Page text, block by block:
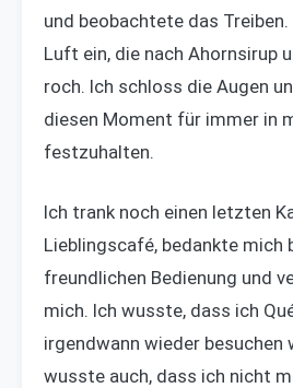
und beobachtete das
Luft ein, die nach Ahornsirup
roch. Ich schloss die Augen
diesen Moment für immer in
festzuhalten.
Ich trank noch einen letzten
Lieblingscafé, bedankte mich
freundlichen Bedienung und
mich. Ich wusste, dass ich
irgendwann wieder besuchen
wusste auch, dass ich nicht